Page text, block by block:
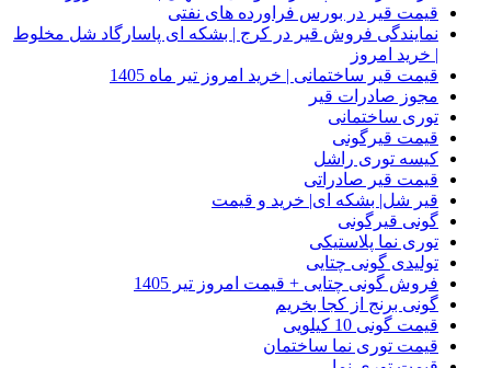
قیمت قیر در بورس فراورده های نفتی
نمایندگی فروش قیر در کرج | بشکه ای پاسارگاد شل مخلوط
| خرید امروز
قیمت قیر ساختمانی | خرید امروز تیر ماه 1405
مجوز صادرات قیر
توری ساختمانی
قیمت قیرگونی
کیسه توری راشل
قیمت قیر صادراتی
قیر شل| بشکه ای| خرید و قیمت
گونی قیرگونی
توری نما پلاستیکی
تولیدی گونی چتایی
فروش گونی چتایی + قیمت امروز تیر 1405
گونی برنج از کجا بخریم
قیمت گونی 10 کیلویی
قیمت توری نما ساختمان